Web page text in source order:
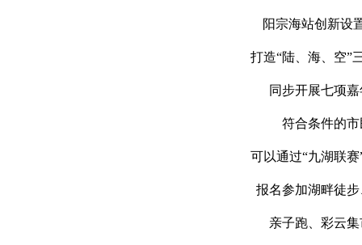
阳宗海站创新设
打造“陆、海、空”
同步开展七项
符合条件的
可以通过“九湖联
报名参加湖畔徒
亲子跑、彩云